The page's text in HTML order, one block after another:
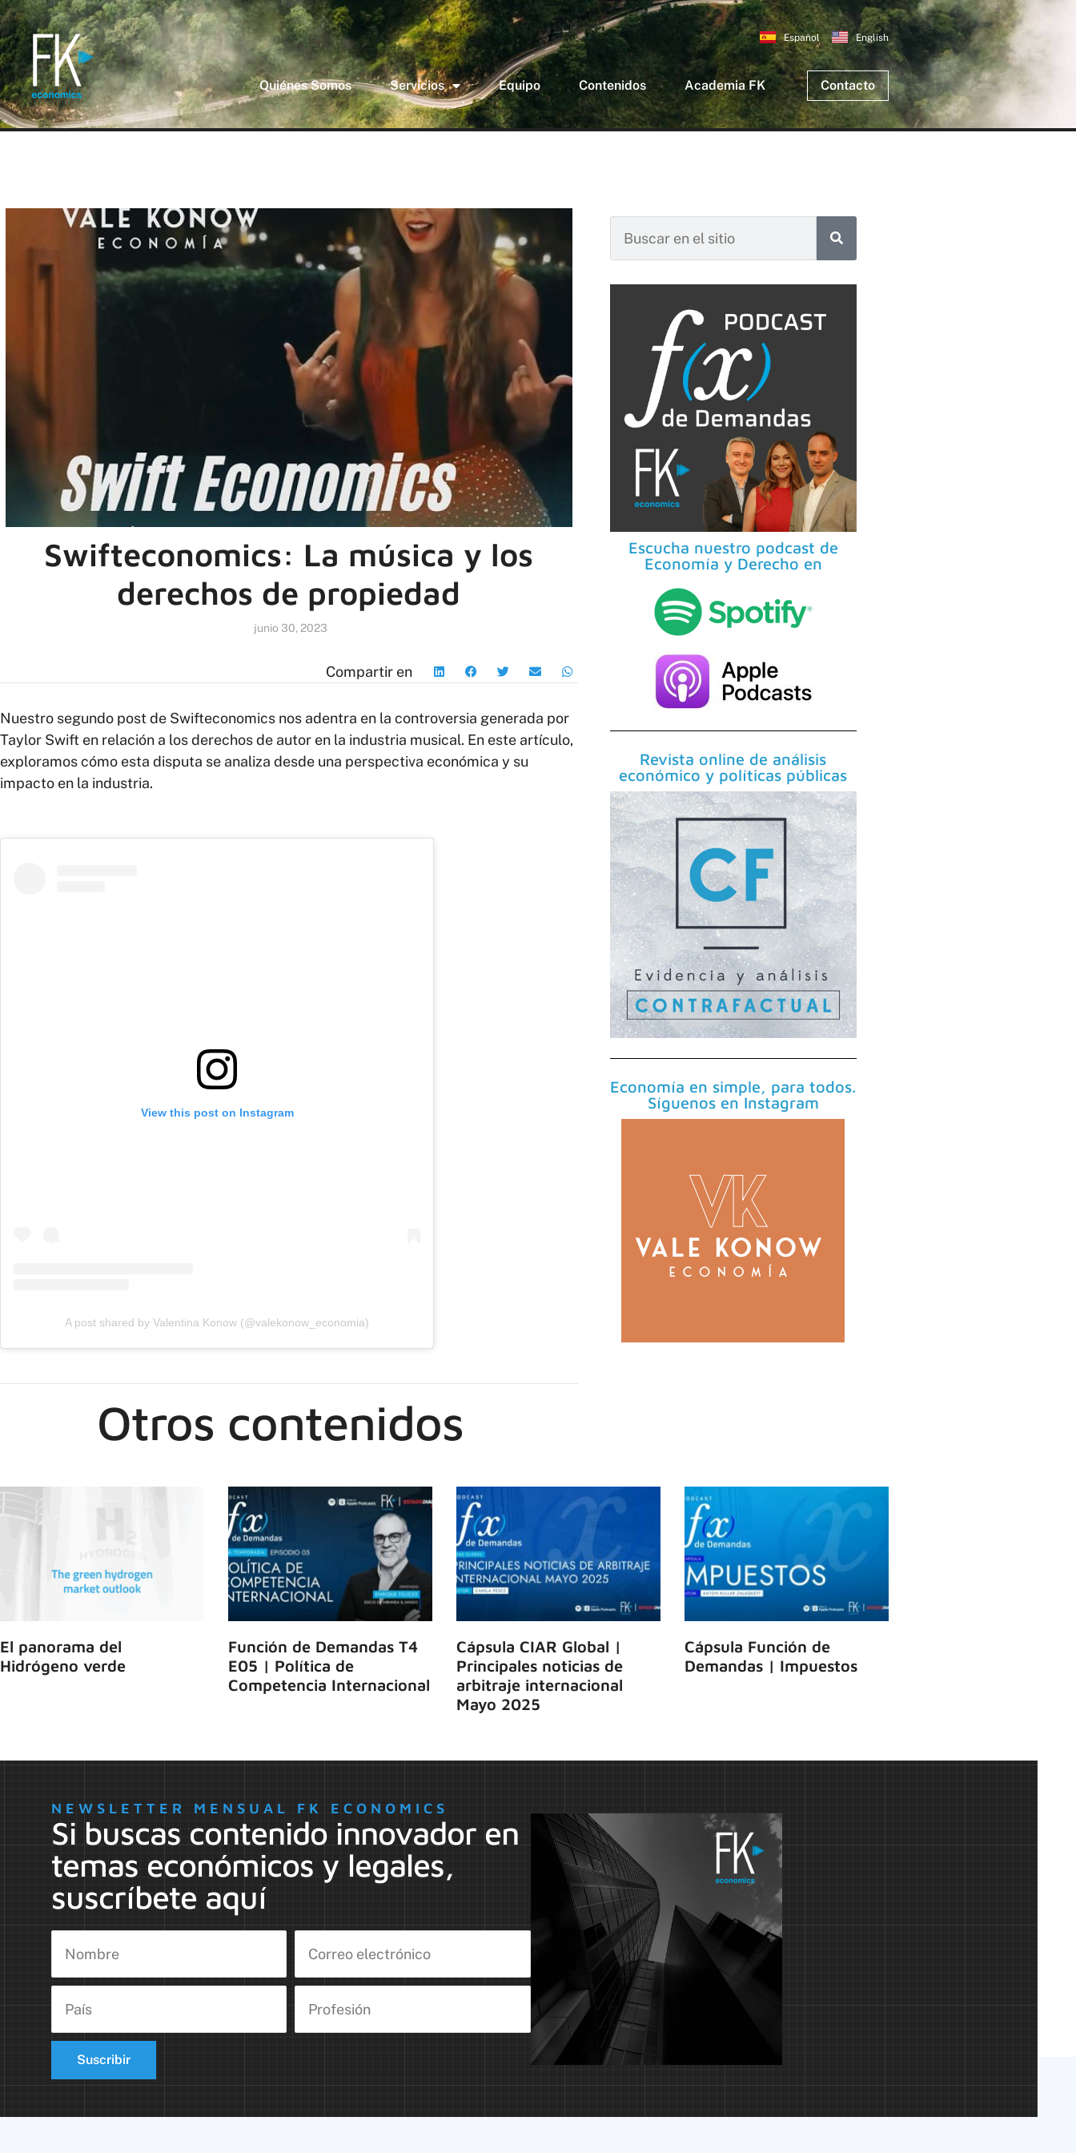
Español English
Quiénes Somos Servicios Equipo Contenidos Academia FK Contacto
Swifteconomics: La música y los
derechos de propiedad
junio 30, 2023
Compartir en
Nuestro segundo post de Swifteconomics nos adentra en la controversia generada por
Taylor Swift en relación a los derechos de autor en la industria musical. En este artículo,
exploramos cómo esta disputa se analiza desde una perspectiva económica y su
impacto en la industria.
View this post on Instagram
A post shared by Valentina Konow (@valekonow_economia)
Escucha nuestro podcast de
Economía y Derecho en
Revista online de análisis
económico y políticas públicas
Economía en simple, para todos.
Síguenos en Instagram
Otros contenidos
El panorama del
Hidrógeno verde
Función de Demandas T4
E05 | Política de
Competencia Internacional
Cápsula CIAR Global |
Principales noticias de
arbitraje internacional
Mayo 2025
Cápsula Función de
Demandas | Impuestos
NEWSLETTER MENSUAL FK ECONOMICS
Si buscas contenido innovador en
temas económicos y legales,
suscríbete aquí
Suscribir